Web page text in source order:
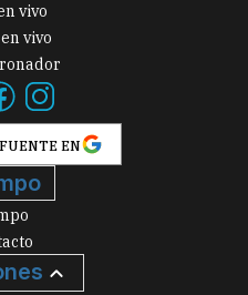
vivo
vivo
EN